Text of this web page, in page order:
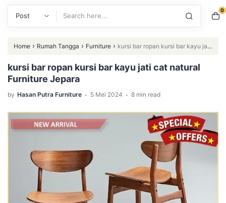
0
Home › Rumah Tangga › Furniture › kursi bar ropan kursi bar kayu jati
cat natural Furniture Jepara
kursi bar ropan kursi bar kayu jati cat natural
Furniture Jepara
by Hasan Putra Furniture . 5 Mei 2024 . 8 min read